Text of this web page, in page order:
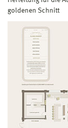
goldenen Schnitt